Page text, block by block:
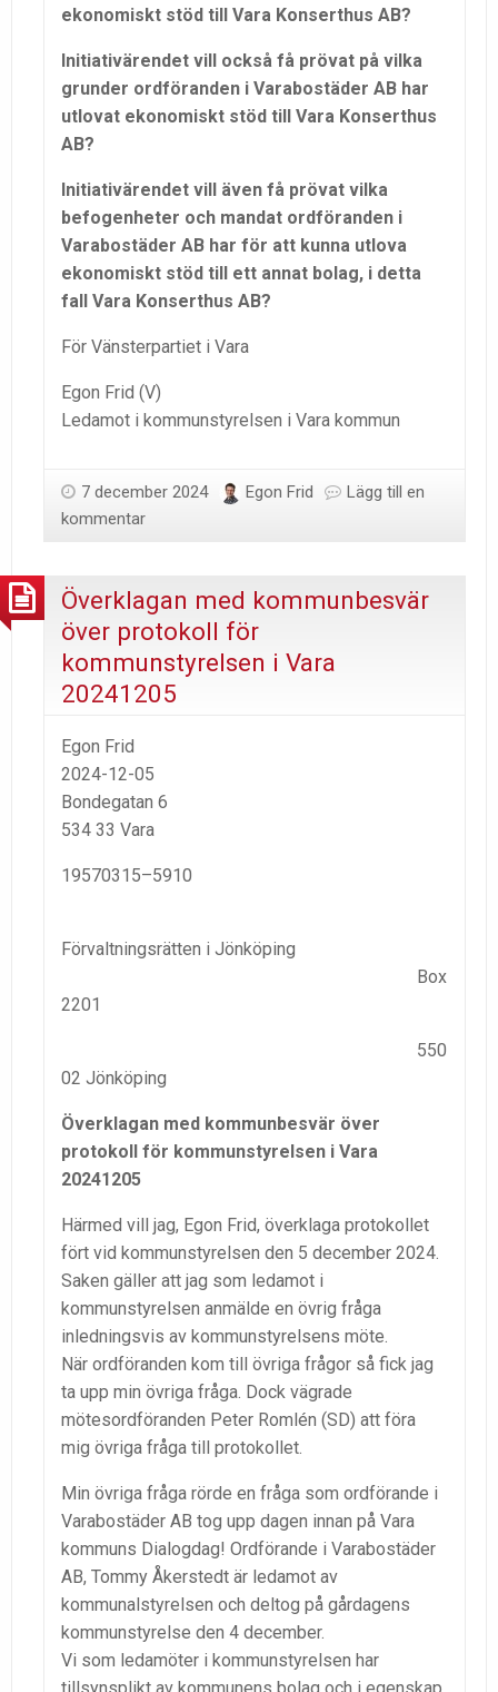
ekonomiskt stöd till Vara Konserthus AB?
Initiativärendet vill också få prövat på vilka
grunder ordföranden i Varabostäder AB har
utlovat ekonomiskt stöd till Vara Konserthus
AB?
Initiativärendet vill även få prövat vilka
befogenheter och mandat ordföranden i
Varabostäder AB har för att kunna utlova
ekonomiskt stöd till ett annat bolag, i detta
fall Vara Konserthus AB?
För Vänsterpartiet i Vara
Egon Frid (V)
Ledamot i kommunstyrelsen i Vara kommun
7 december 2024 Egon Frid
Lägg till en
kommentar
Överklagan med kommunbesvär
över protokoll för
kommunstyrelsen i Vara
20241205
Egon Frid
2024-12-05
Bondegatan 6
534 33 Vara
19570315–5910
Förvaltningsrätten i Jönköping
Box
2201
550
02 Jönköping
Överklagan med kommunbesvär över
protokoll för kommunstyrelsen i Vara
20241205
Härmed vill jag, Egon Frid, överklaga protokollet
fört vid kommunstyrelsen den 5 december 2024.
Saken gäller att jag som ledamot i
kommunstyrelsen anmälde en övrig fråga
inledningsvis av kommunstyrelsens möte.
När ordföranden kom till övriga frågor så fick jag
ta upp min övriga fråga. Dock vägrade
mötesordföranden Peter Romlén (SD) att föra
mig övriga fråga till protokollet.
Min övriga fråga rörde en fråga som ordförande i
Varabostäder AB tog upp dagen innan på Vara
kommuns Dialogdag! Ordförande i Varabostäder
AB, Tommy Åkerstedt är ledamot av
kommunalstyrelsen och deltog på gårdagens
kommunstyrelse den 4 december.
Vi som ledamöter i kommunstyrelsen har
tillsynsplikt av kommunens bolag och i egenskap